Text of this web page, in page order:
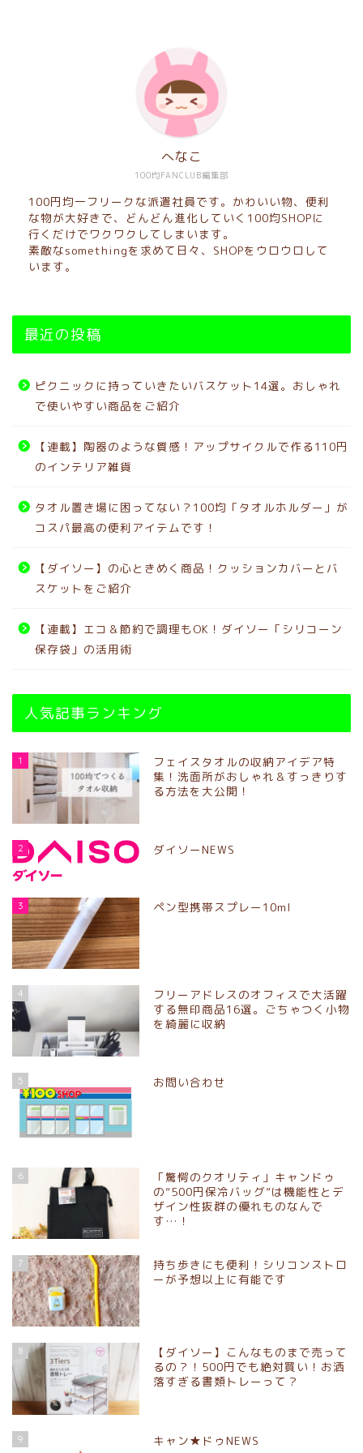
100均FANCLUB編集部
へなこ
100円均一フリークな派遣社員です。かわいい物、便利
な物が大好きで、どんどん進化していく100均SHOPに
行くだけでワクワクしてしまいます。
素敵なsomethingを求めて日々、SHOPをウロウロして
います。
最近の投稿
ピクニックに持っていきたいバスケット14選。おしゃれ
で使いやすい商品をご紹介
【連載】陶器のような質感！アップサイクルで作る110円
のインテリア雑貨
タオル置き場に困ってない？100均「タオルホルダー」が
コスパ最高の便利アイテムです！
【ダイソー】の心ときめく商品！クッションカバーとバ
スケットをご紹介
【連載】エコ＆節約で調理もOK！ダイソー「シリコーン
保存袋」の活用術
人気記事ランキング
1
フェイスタオルの収納アイデア特
集！洗面所がおしゃれ＆すっきりす
る方法を大公開！
2 ダイソーNEWS
3 ペン型携帯スプレー10ml
4
フリーアドレスのオフィスで大活躍
する無印商品16選。ごちゃつく小物
を綺麗に収納
5 お問い合わせ
6
「驚愕のクオリティ」キャンドゥ
の”500円保冷バッグ”は機能性とデ
ザイン性抜群の優れものなんで
す…！
7
持ち歩きにも便利！シリコンストロ
ーが予想以上に有能です
8
【ダイソー】こんなものまで売って
るの？！500円でも絶対買い！お洒
落すぎる書類トレーって？
9 キャン★ドゥNEWS